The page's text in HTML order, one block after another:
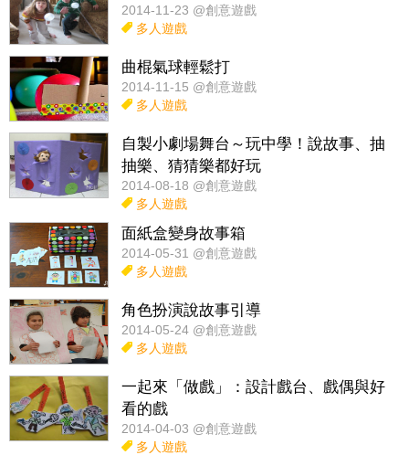
2014-11-23 @創意遊戲
多人遊戲
曲棍氣球輕鬆打
2014-11-15 @創意遊戲
多人遊戲
自製小劇場舞台～玩中學！說故事、抽
抽樂、猜猜樂都好玩
2014-08-18 @創意遊戲
多人遊戲
面紙盒變身故事箱
2014-05-31 @創意遊戲
多人遊戲
角色扮演說故事引導
2014-05-24 @創意遊戲
多人遊戲
一起來「做戲」：設計戲台、戲偶與好
看的戲
2014-04-03 @創意遊戲
多人遊戲